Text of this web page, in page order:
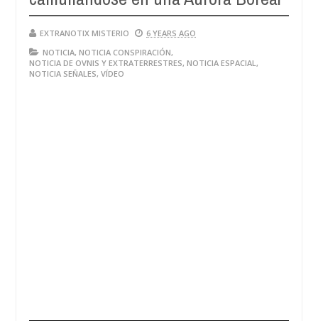
EXTRANOTIX MISTERIO
6 YEARS AGO
NOTICIA, NOTICIA CONSPIRACIÓN,
NOTICIA DE OVNIS Y EXTRATERRESTRES, NOTICIA ESPACIAL,
NOTICIA SEÑALES, VÍDEO